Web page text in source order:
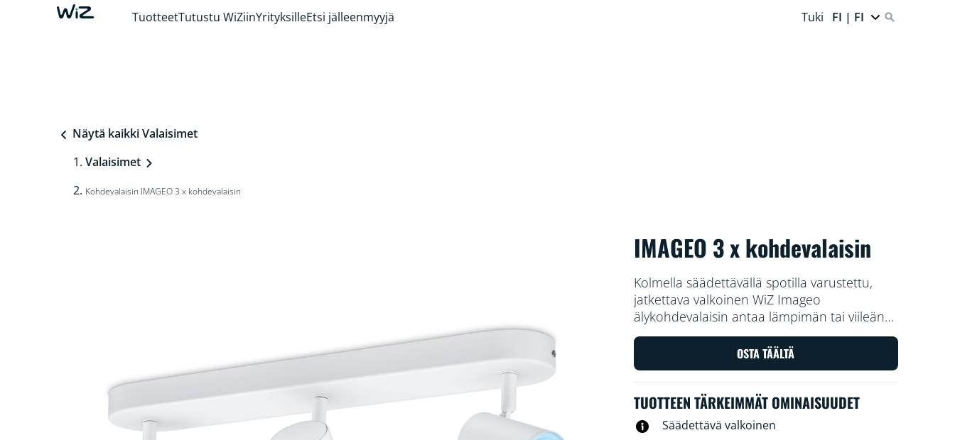
TuotteetTutustu WiZiinYrityksilleEtsi jälleenmyyjä Tuki FI | FI
Näytä kaikki Valaisimet
Valaisimet
Kohdevalaisin IMAGEO 3 x kohdevalaisin
IMAGEO 3 x kohdevalaisin
Kolmella säädettävällä spotilla varustettu,
jatkettava valkoinen WiZ Imageo
älykohdevalaisin antaa lämpimän tai viileän
valkoista valoa mihin tahansa huoneeseen.
Voit yhdistää valon Wi-Fi-verkkoon ja ohjata
sitä WiZ-sovelluksella tai puhekomennoilla.
OSTA TÄÄLTÄ
TUOTTEEN TÄRKEIMMÄT OMINAISUUDET
Säädettävä valkoinen